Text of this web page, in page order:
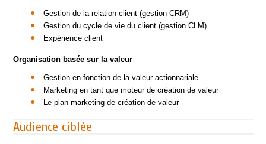
Gestion de la relation client (gestion CRM)
Gestion du cycle de vie du client (gestion CLM)
Expérience client
Organisation basée sur la valeur
Gestion en fonction de la valeur actionnariale
Marketing en tant que moteur de création de valeur
Le plan marketing de création de valeur
Audience ciblée